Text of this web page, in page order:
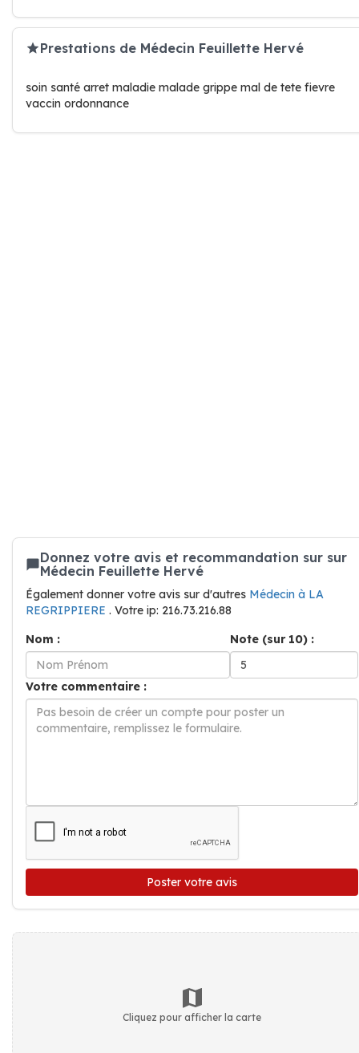
Prestations de Médecin Feuillette Hervé
soin santé arret maladie malade grippe mal de tete fievre
vaccin ordonnance
Donnez votre avis et recommandation sur sur
Médecin Feuillette Hervé
Également donner votre avis sur d'autres Médecin à LA
REGRIPPIERE . Votre ip: 216.73.216.88
Nom :
Note (sur 10) :
Votre commentaire :
Poster votre avis
Cliquez pour afficher la carte